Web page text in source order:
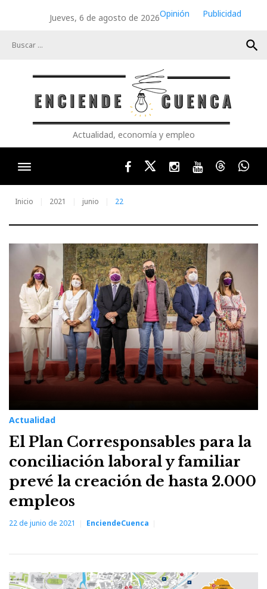
Jueves, 6 de agosto de 2026Opinión
Publicidad
search
Actualidad, economía y empleo
FacebookTwitterInstagram
YoutubeThreads
Inicio 2021 junio 22
Día:
de
junio
de
2021
Actualidad
El Plan Corresponsables para la
conciliación laboral y familiar
prevé la creación de hasta 2.000
empleos
22 de junio de 2021 EnciendeCuenca